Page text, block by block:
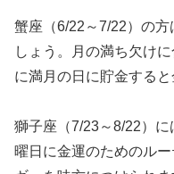
蟹座（6/22～7/22）の
しょう。月の満ち欠け
に満月の日に貯金すると
獅子座（7/23～8/22）
曜日に金運のためのル